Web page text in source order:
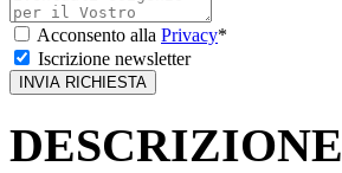
Acconsento alla Privacy*
Iscrizione newsletter
DESCRIZIONE